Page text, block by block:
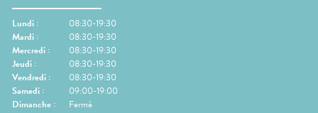
Lundi :
08:30-19:30
Mardi :
08:30-19:30
Mercredi :
08:30-19:30
Jeudi :
08:30-19:30
Vendredi :
08:30-19:30
Samedi :
09:00-19:00
Dimanche : Fermé